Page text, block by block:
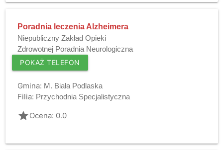
Poradnia leczenia Alzheimera
Niepubliczny Zakład Opieki
Zdrowotnej Poradnia Neurologiczna
POKAŻ TELEFON
Gmina: M. Biała Podlaska
Filia: Przychodnia Specjalistyczna
gradeOcena: 0.0